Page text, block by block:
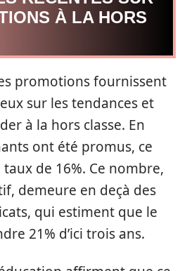
À LA HORS
promotions fournissent
sur les tendances et
à la hors classe. En
ont été promus, ce
de 16%. Ce nombre,
demeure en deçà des
qui estiment que le
21% d’ici trois ans.